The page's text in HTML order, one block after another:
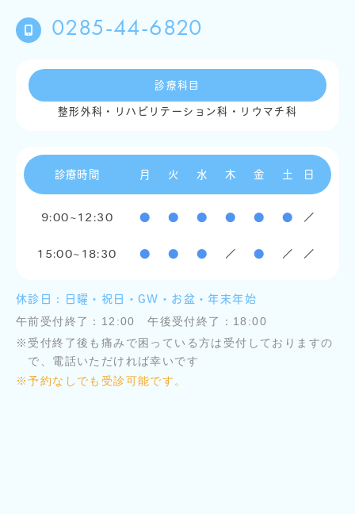
0285-44-6820
診療科目
整形外科・リハビリテーション科・リウマチ科
診療時間 月 火 水 木 金 土 日
9:00~12:30 ● ● ● ● ● ● ／
15:00~18:30 ● ● ● ／ ● ／ ／
休診日：日曜・祝日・GW・お盆・年末年始
午前受付終了：12:00 午後受付終了：18:00
※ 受付終了後も痛みで困っている方は受付しておりますの
で、電話いただければ幸いです
※予約なしでも受診可能です。